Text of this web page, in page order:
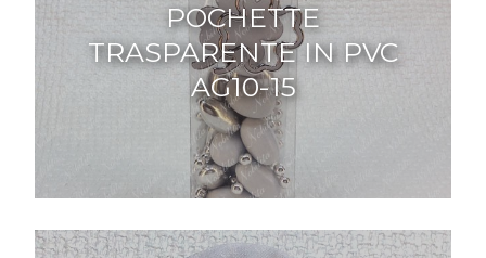
POCHETTE
TRASPARENTE IN PVC
AG10-15